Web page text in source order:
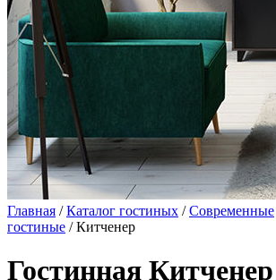
Главная /Каталог гостиных /Современные
гостиные / Китченер
Гостинная Китченер